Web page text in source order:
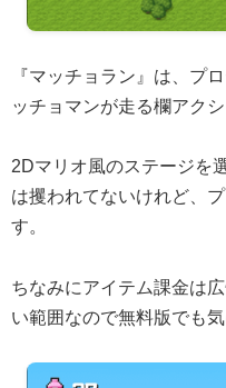
『マッチョラン』は、プ
ッチョマンが走る欄アクシ
2Dマリオ風のステージを
は攫われてないけれど、
す。
ちなみにアイテム課金は
い範囲なので無料版でも